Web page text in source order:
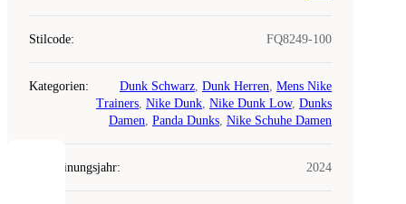
Stilcode: FQ8249-100
Kategorien: Dunk Schwarz, Dunk Herren, Mens Nike
Trainers, Nike Dunk, Nike Dunk Low, Dunks
Damen, Panda Dunks, Nike Schuhe Damen
Erscheinungsjahr: 2024
COOKIES